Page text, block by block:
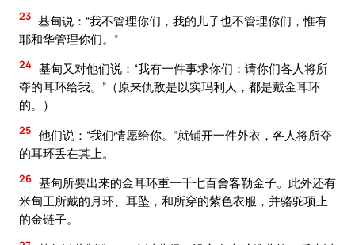
23 基甸说：“我不管理你们，我的儿子也不管理你们，惟有
耶和华管理你们。”
24 基甸又对他们说：“我有一件事求你们：请你们各人将所
夺的耳环给我。”（原来仇敌是以实玛利人，都是戴金耳环
的。）
25 他们说：“我们情愿给你。”就铺开一件外衣，各人将所夺
的耳环丢在其上。
26 基甸所要出来的金耳环重一千七百舍客勒金子。此外还有
米甸王所戴的月环、耳坠，和所穿的紫色衣服，并骆驼项上
的金链子。